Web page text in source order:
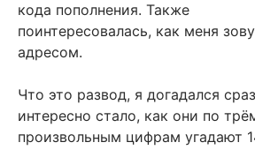
кода пополнения. Также
поинтересовалась, как меня
адресом.
Что это развод, я догадался
интересно стало, как они по
произвольным цифрам угадают